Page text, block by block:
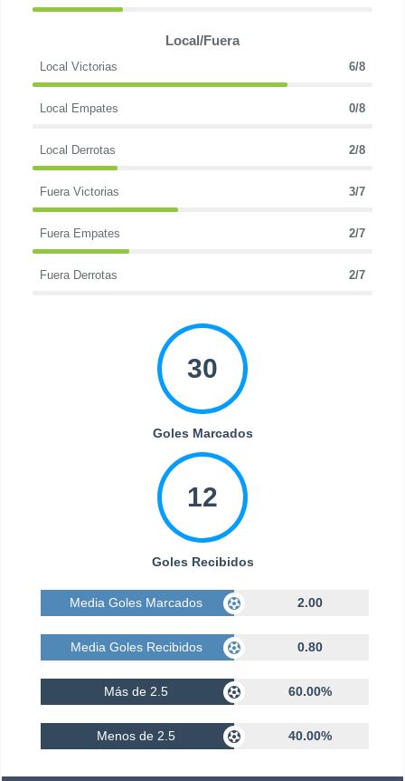
Local/Fuera
Local Victorias 6/8
Local Empates 0/8
Local Derrotas 2/8
Fuera Victorias 3/7
Fuera Empates 2/7
Fuera Derrotas 2/7
30
Goles Marcados
12
Goles Recibidos
Media Goles Marcados 2.00
Media Goles Recibidos 0.80
Más de 2.5 60.00%
Menos de 2.5 40.00%